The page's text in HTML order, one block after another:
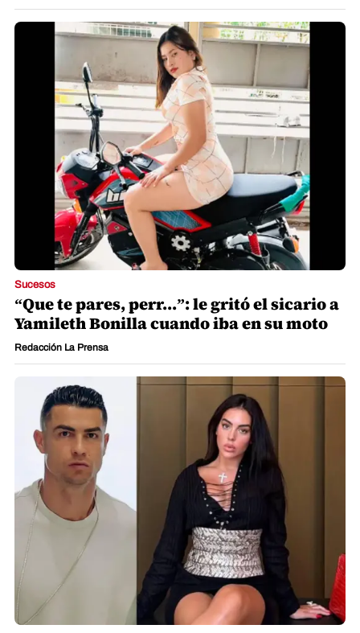
Sucesos
“Que te pares, perr...”: le gritó el sicario a
Yamileth Bonilla cuando iba en su moto
Redacción La Prensa